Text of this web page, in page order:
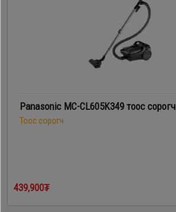
Panasonic MC-CL605K349 тоос сорогч
Тоос сорогч
439,900₮